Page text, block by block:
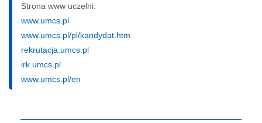
Strona www uczelni:
www.umcs.pl
www.umcs.pl/pl/kandydat.htm
rekrutacja.umcs.pl
irk.umcs.pl
www.umcs.pl/en